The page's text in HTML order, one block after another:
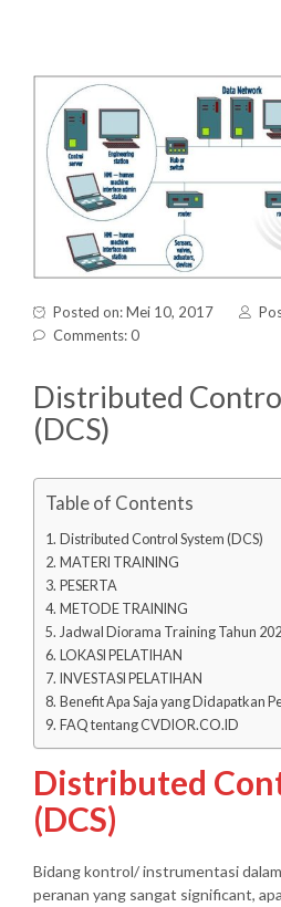
Posted on: Mei 10, 2017
Comments: 0
Distributed
(DCS)
Table of Contents
Distributed Control System (DCS)
MATERI TRAINING
PESERTA
METODE TRAINING
Jadwal Diorama Training Tahun
LOKASI PELATIHAN
INVESTASI PELATIHAN
Benefit Apa Saja yang Didapatkan
FAQ tentang CVDIOR.CO.ID
Distributed
(DCS)
Bidang kontrol/ instrumentasi
peranan yang sangat significant,